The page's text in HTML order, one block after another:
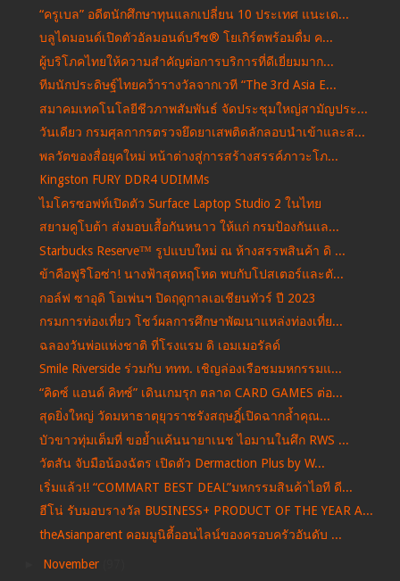
“ครูเบล” อดีตนักศึกษาทุนแลกเปลี่ยน 10 ประเทศ แนะเด...
บลูไดมอนด์เปิดตัวอัลมอนด์บรีซ® โยเกิร์ตพร้อมดื่ม ค...
ผู้บริโภคไทยให้ความสำคัญต่อการบริการที่ดีเยี่ยมมาก...
ทีมนักประดิษฐ์ไทยคว้ารางวัลจากเวที “The 3rd Asia E...
สมาคมเทคโนโลยีชีวภาพสัมพันธ์ จัดประชุมใหญ่สามัญประ...
วันเดียว กรมศุลกากรตรวจยึดยาเสพติดลักลอบนำเข้าและส...
พลวัตของสื่อยุคใหม่ หน้าต่างสู่การสร้างสรรค์ภาวะโภ...
Kingston FURY DDR4 UDIMMs
ไมโครซอฟท์เปิดตัว Surface Laptop Studio 2 ในไทย
สยามคูโบต้า ส่งมอบเสื้อกันหนาว ให้แก่ กรมป้องกันแล...
Starbucks Reserve™ รูปแบบใหม่ ณ ห้างสรรพสินค้า ดิ ...
ข้าคือฟูริโอซ่า! นางฟ้าสุดหฤโหด พบกับโปสเตอร์และตั...
กอล์ฟ ซาอุดิ โอเพ่นฯ ปิดฤดูกาลเอเชียนทัวร์ ปี 2023
กรมการท่องเที่ยว โชว์ผลการศึกษาพัฒนาแหล่งท่องเที่ย...
ฉลองวันพ่อแห่งชาติ ที่โรงแรม ดิ เอมเมอรัลด์
Smile Riverside ร่วมกับ ททท. เชิญล่องเรือชมมหกรรมแ...
“คิดซ์ แอนด์ คิทซ์” เดินเกมรุก ตลาด CARD GAMES ต่อ...
สุดยิ่งใหญ่ วัดมหาธาตุยุวราชรังสฤษฎิ์เปิดฉากล้ำคุณ...
บัวขาวทุ่มเต็มที่ ขอย้ำแค้นนายาเนช ไอมานในศึก RWS ...
วัตสัน จับมือน้องฉัตร เปิดตัว Dermaction Plus by W...
เริ่มแล้ว!! “COMMART BEST DEAL”มหกรรมสินค้าไอที ดี...
ฮีโน่ รับมอบรางวัล BUSINESS+ PRODUCT OF THE YEAR A...
theAsianparent คอมมูนิตี้ออนไลน์ของครอบครัวอันดับ ...
November